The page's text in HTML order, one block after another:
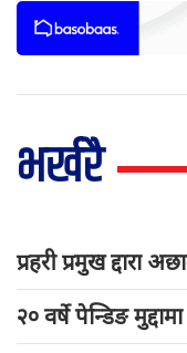
भर्खरै
प्रहरी प्रमुख द्दारा
२० वर्षे पेन्डिङ